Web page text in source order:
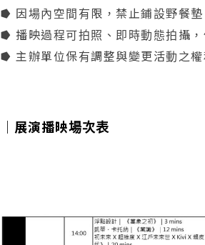
⭓ 因場內空間有限，禁止鋪設野餐
⭓ 播映過程可拍照、即時動態拍攝，
⭓ 主辦單位保有調整與變更活動之權
｜展演播映場次表